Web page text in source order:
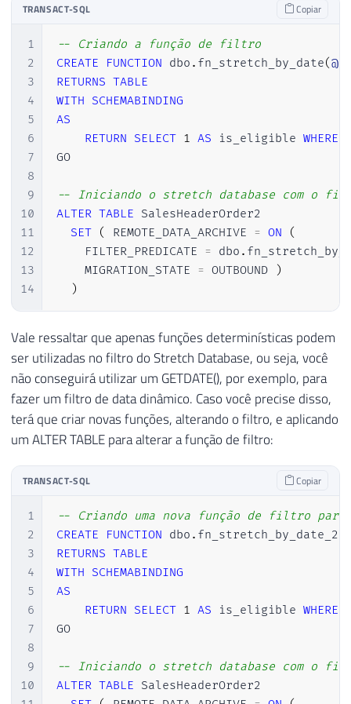
TRANSACT-SQL Copiar
1
2
3
4
5
6
7
8
9
10
11
12
13
14
-- Criando a função de filtro
CREATE
FUNCTION dbo . fn_stretch_by_date(
RETURNS TABLE
WITH SCHEMABINDING
AS
RETURN SELECT 1 AS is_eligible WHERE
GO
-- Iniciando o stretch database com o
ALTER TABLE SalesHeaderOrder2
SET
( REMOTE_DATA_ARCHIVE = ON
(
    FILTER_PREDICATE
= dbo .
    MIGRATION_STATE
= OUTBOUND
)
)
Vale ressaltar que apenas funções determinísticas podem
ser utilizadas no filtro do Stretch Database, ou seja, você
não conseguirá utilizar um GETDATE(), por exemplo, para
fazer um filtro de data dinâmico. Caso você precise disso,
terá que criar novas funções, alterando o filtro, e aplicando
um ALTER TABLE para alterar a função de filtro:
TRANSACT-SQL Copiar
1
2
3
4
5
6
7
8
9
10
-- Criando uma nova função de filtro para
CREATE
FUNCTION dbo .
RETURNS TABLE
WITH SCHEMABINDING
AS
RETURN SELECT 1 AS is_eligible WHERE
GO
-- Iniciando o stretch database com o
ALTER TABLE SalesHeaderOrder2